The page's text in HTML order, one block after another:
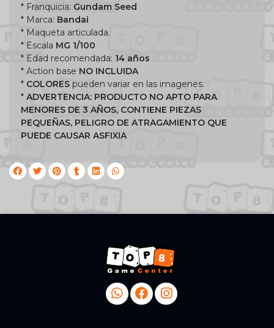
* Franquicia: Gundam Seed
* Marca: Bandai
* Maqueta articulada.
* Escala MG 1/100
* Edad recomendada: 14 años
* Action base NO INCLUIDA
* COLORES pueden variar en las imagenes.
* ADVERTENCIA: PRODUCTO NO APTO PARA
MENORES DE 3 AÑOS, CONTIENE PIEZAS
PEQUEÑAS, PELIGRO DE ATRAGAMIENTO QUE
PUEDE CAUSAR ASFIXIA